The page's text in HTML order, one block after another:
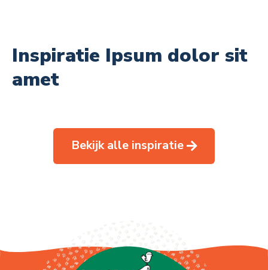
Inspiratie Ipsum dolor sit
amet
Bekijk alle inspiratie